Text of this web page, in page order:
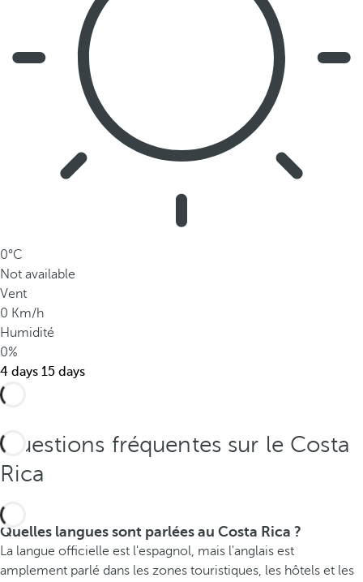
0°C
Not available
Vent
0 Km/h
Humidité
0%
4 days 15 days
o
a
u
a
s
Questions fréquentes sur le Costa
Rica
Quelles langues sont parlées au Costa Rica ?
La langue officielle est l'espagnol, mais l'anglais est
amplement parlé dans les zones touristiques, les hôtels et les